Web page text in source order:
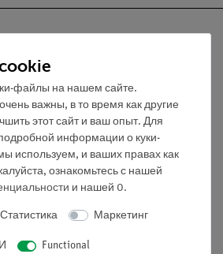
Nach oben
файлы на нашем сайте.
важны, в то время как другие
этот сайт и ваш опыт. Для
информации о куки-
используем, и ваших правах как
ознакомьтесь с нашей
и нашей 0.
Статистика Маркетинг
Functional